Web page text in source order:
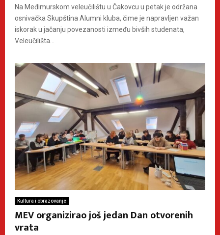
Na Međimurskom veleučilištu u Čakovcu u petak je održana
osnivačka Skupština Alumni kluba, čime je napravljen važan
iskorak u jačanju povezanosti između bivših studenata,
Veleučilišta...
Kultura i obrazovanje
MEV organizirao još jedan Dan otvorenih
vrata